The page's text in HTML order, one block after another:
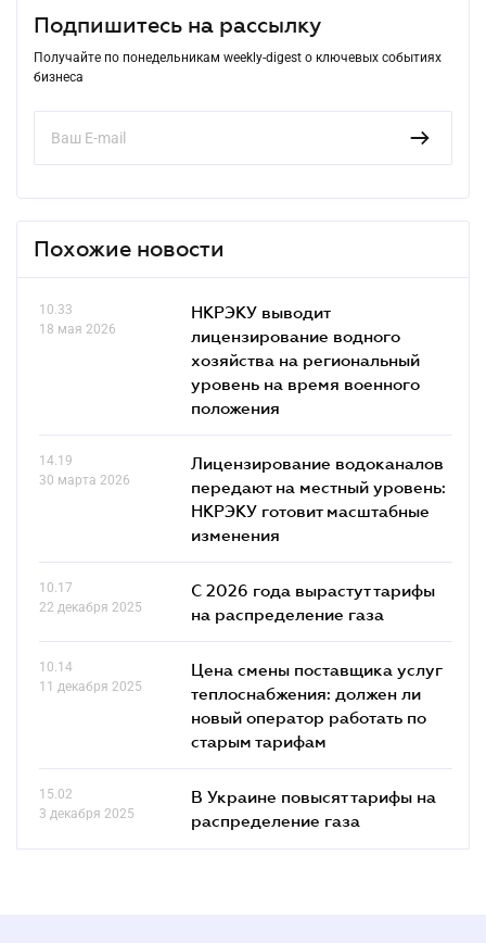
Подпишитесь на рассылку
Получайте по понедельникам weekly-digest о ключевых событиях
бизнеса
Похожие новости
10.33
18 мая 2026
НКРЭКУ выводит
лицензирование водного
хозяйства на региональный
уровень на время военного
положения
14.19
30 марта 2026
Лицензирование водоканалов
передают на местный уровень:
НКРЭКУ готовит масштабные
изменения
10.17
22 декабря 2025
С 2026 года вырастут тарифы
на распределение газа
10.14
11 декабря 2025
Цена смены поставщика услуг
теплоснабжения: должен ли
новый оператор работать по
старым тарифам
15.02
3 декабря 2025
В Украине повысят тарифы на
распределение газа